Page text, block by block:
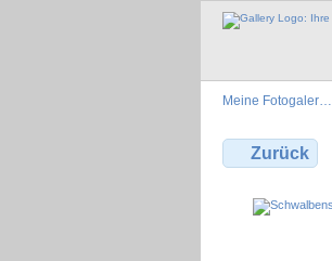
Meine Fotogaler…
Zurück